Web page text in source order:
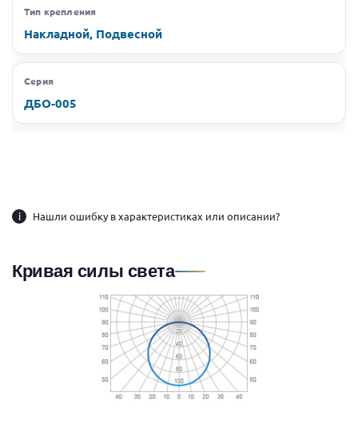
Тип крепления
Накладной, Подвесной
Серия
ДБО-005
i Нашли ошибку в характеристиках или описании?
Кривая силы света